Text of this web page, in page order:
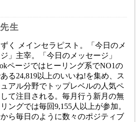
生
く メインセラピスト。「今日のメ
」主宰。「今日のメッセージ」
ページではヒーリング系でNO1の
る24,819以上のいいね!を集め、ス
アル分野でトップレベルの人気ペ
て注目される。毎月行う新月の無
ングでは毎回9,155人以上が参加。
ら毎日のように数々のポジティブ